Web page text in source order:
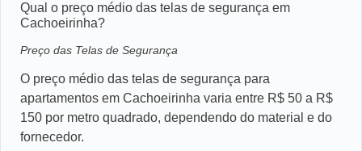
Qual o preço médio das telas de segurança em
Cachoeirinha?
Preço das Telas de Segurança
O preço médio das telas de segurança para
apartamentos em Cachoeirinha varia entre R$ 50 a R$
150 por metro quadrado, dependendo do material e do
fornecedor.